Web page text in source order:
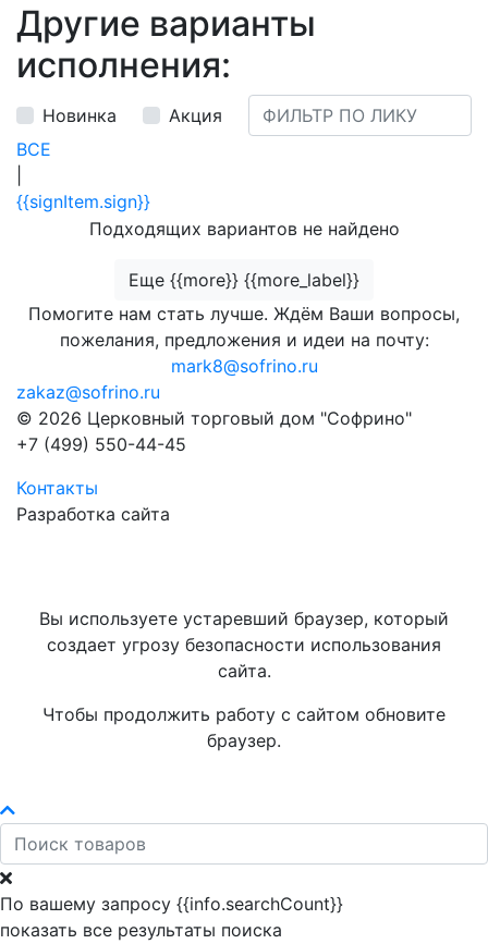
Другие варианты
исполнения:
Новинка
Акция
ВСЕ
{{signItem.sign}}
Подходящих вариантов не найдено
Еще {{more}} {{more_label}}
Помогите нам стать лучше. Ждём Ваши вопросы,
пожелания, предложения и идеи на почту:
mark8@sofrino.ru
zakaz@sofrino.ru
© 2026 Церковный торговый дом "Софрино"
+7 (499) 550-44-45
Контакты
Разработка сайта
Вы используете устаревший браузер, который
создает угрозу безопасности использования
сайта.
Чтобы продолжить работу с сайтом обновите
браузер.
По вашему запросу {{info.searchCount}}
показать все результаты поиска